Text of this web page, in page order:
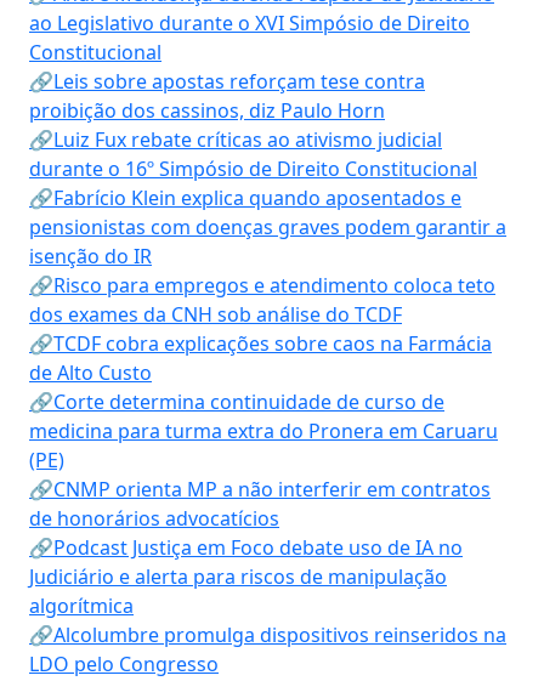
ao Legislativo durante o XVI Simpósio de Direito
Constitucional
🔗Leis sobre apostas reforçam tese contra
proibição dos cassinos, diz Paulo Horn
🔗Luiz Fux rebate críticas ao ativismo judicial
durante o 16º Simpósio de Direito Constitucional
🔗Fabrício Klein explica quando aposentados e
pensionistas com doenças graves podem garantir a
isenção do IR
🔗Risco para empregos e atendimento coloca teto
dos exames da CNH sob análise do TCDF
🔗TCDF cobra explicações sobre caos na Farmácia
de Alto Custo
🔗Corte determina continuidade de curso de
medicina para turma extra do Pronera em Caruaru
(PE)
🔗CNMP orienta MP a não interferir em contratos
de honorários advocatícios
🔗Podcast Justiça em Foco debate uso de IA no
Judiciário e alerta para riscos de manipulação
algorítmica
🔗Alcolumbre promulga dispositivos reinseridos na
LDO pelo Congresso